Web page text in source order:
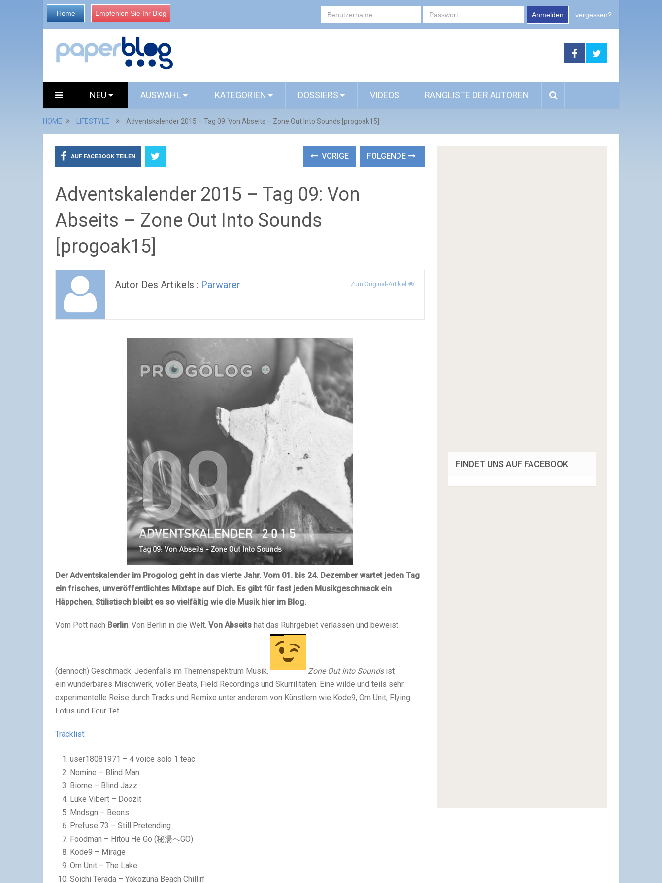
Home Empfehlen Sie Ihr Blog Anmelden vergessen?
NEU AUSWAHL KATEGORIEN DOSSIERS VIDEOS RANGLISTE DER AUTOREN
HOME LIFESTYLE Adventskalender 2015 – Tag 09: Von Abseits – Zone Out Into Sounds [progoak15]
AUF FACEBOOK TEILEN VORIGE FOLGENDE
Adventskalender 2015 – Tag 09: Von
Abseits – Zone Out Into Sounds
[progoak15]
Autor Des Artikels : Parwarer Zum Original-Artikel
Der Adventskalender im Progolog geht in das vierte Jahr. Vom 01. bis 24. Dezember wartet jeden Tag
ein frisches, unveröffentlichtes Mixtape auf Dich. Es gibt für fast jeden Musikgeschmack ein
Häppchen. Stilistisch bleibt es so vielfältig wie die Musik hier im Blog.
Vom Pott nach Berlin. Von Berlin in die Welt. Von Abseits hat das Ruhrgebiet verlassen und beweist
(dennoch) Geschmack. Jedenfalls im Themenspektrum Musik. Zone Out Into Soundsist
ein wunderbares Mischwerk, voller Beats, Field Recordings und Skurrilitäten. Eine wilde und teils sehr
experimentelle Reise durch Tracks und Remixe unter anderem von Künstlern wie Kode9, Om Unit, Flying
Lotus und Four Tet.
Tracklist:
user18081971 – 4 voice solo 1 teac
Nomine – Blind Man
Biome – Blind Jazz
Luke Vibert – Doozit
Mndsgn – Beons
Prefuse 73 – Still Pretending
Foodman – Hitou He Go (秘湯へGO)
Kode9 – Mirage
Om Unit – The Lake
Soichi Terada – Yokozuna Beach Chillin’
FINDET UNS AUF FACEBOOK